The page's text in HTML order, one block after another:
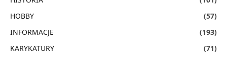
HOBBY
(57)
INFORMACJE
(193)
KARYKATURY
(71)